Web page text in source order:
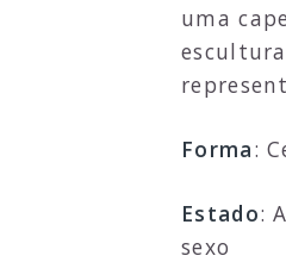
uma
Forma:
Estado:
sexo